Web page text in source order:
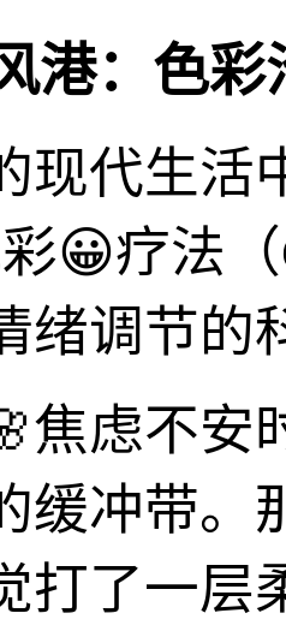
港：色彩
现代生活
😀疗法
绪调节的
焦虑不安
缓冲带。
打了一层